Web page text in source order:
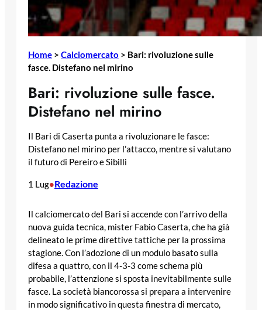
Home > Calciomercato > Bari: rivoluzione sulle
fasce. Distefano nel mirino
Bari: rivoluzione sulle fasce.
Distefano nel mirino
Il Bari di Caserta punta a rivoluzionare le fasce:
Distefano nel mirino per l’attacco, mentre si valutano
il futuro di Pereiro e Sibilli
1 Lug•Redazione
Il calciomercato del Bari si accende con l’arrivo della
nuova guida tecnica, mister Fabio Caserta, che ha già
delineato le prime direttive tattiche per la prossima
stagione. Con l’adozione di un modulo basato sulla
difesa a quattro, con il 4-3-3 come schema più
probabile, l’attenzione si sposta inevitabilmente sulle
fasce. La società biancorossa si prepara a intervenire
in modo significativo in questa finestra di mercato,